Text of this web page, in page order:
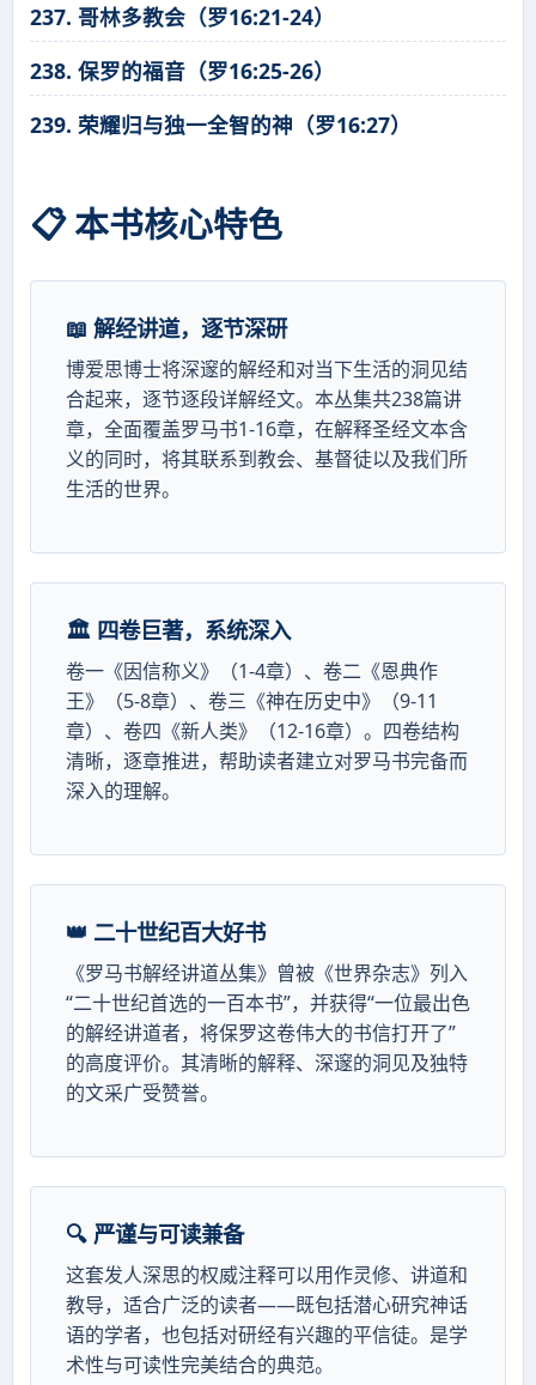
237. 哥林多教会（罗16:21-24）
238. 保罗的福音（罗16:25-26）
239. 荣耀归与独一全智的神（罗16:27）
📋 本书核心特色
📖 解经讲道，逐节深研
博爱思博士将深邃的解经和对当下生活的洞见结
合起来，逐节逐段详解经文。本丛集共238篇讲
章，全面覆盖罗马书1-16章，在解释圣经文本含
义的同时，将其联系到教会、基督徒以及我们所
生活的世界。
🏛️ 四卷巨著，系统深入
卷一《因信称义》（1-4章）、卷二《恩典作
王》（5-8章）、卷三《神在历史中》（9-11
章）、卷四《新人类》（12-16章）。四卷结构
清晰，逐章推进，帮助读者建立对罗马书完备而
深入的理解。
👑 二十世纪百大好书
《罗马书解经讲道丛集》曾被《世界杂志》列入
“二十世纪首选的一百本书”，并获得“一位最出色
的解经讲道者，将保罗这卷伟大的书信打开了”
的高度评价。其清晰的解释、深邃的洞见及独特
的文采广受赞誉。
🔍 严谨与可读兼备
这套发人深思的权威注释可以用作灵修、讲道和
教导，适合广泛的读者——既包括潜心研究神话
语的学者，也包括对研经有兴趣的平信徒。是学
术性与可读性完美结合的典范。